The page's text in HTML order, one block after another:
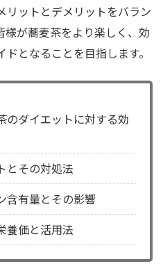
リットとデメリットをバラン
様が蕎麦茶をより楽しく、効
となることを目指します。
のダイエットに対する効
とその対処法
含有量とその影響
養価と活用法